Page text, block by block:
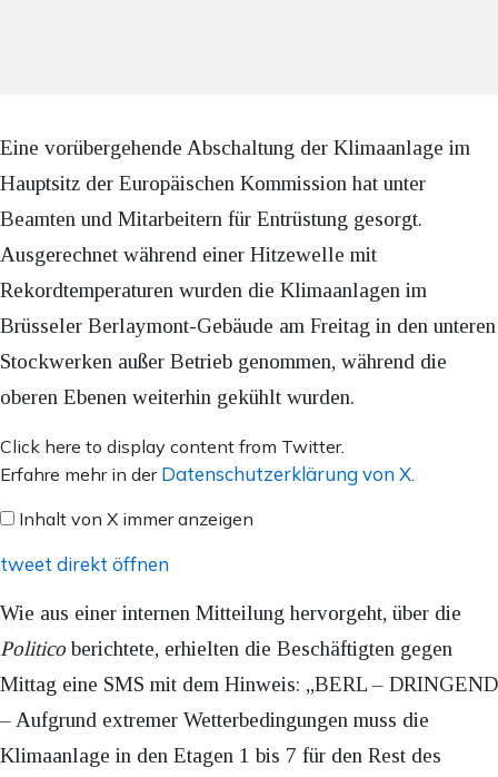
Eine vorübergehende Abschaltung der Klimaanlage im
Hauptsitz der Europäischen Kommission hat unter
Beamten und Mitarbeitern für Entrüstung gesorgt.
Ausgerechnet während einer Hitzewelle mit
Rekordtemperaturen wurden die Klimaanlagen im
Brüsseler Berlaymont-Gebäude am Freitag in den unteren
Stockwerken außer Betrieb genommen, während die
oberen Ebenen weiterhin gekühlt wurden.
Inhalt
von
anzeigen
Click here to display content from Twitter.
Erfahre mehr in der Datenschutzerklärung von X
Inhalt von X immer anzeigen
tweet direkt öffnen
Wie aus einer internen Mitteilung hervorgeht, über die
Politicoberichtete, erhielten die Beschäftigten gegen
Mittag eine SMS mit dem Hinweis: „BERL – DRINGEND
– Aufgrund extremer Wetterbedingungen muss die
Klimaanlage in den Etagen 1 bis 7 für den Rest des